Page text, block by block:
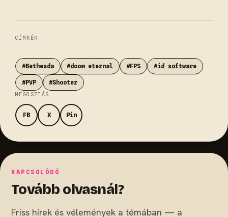
CÍMKÉK
#Bethesda #doom eternal #FPS #id software
#PVP #Shooter
MEGOSZTÁS
FB X Pin
KAPCSOLÓDÓ
Tovább olvasnál?
Friss hírek és vélemények a témában — a